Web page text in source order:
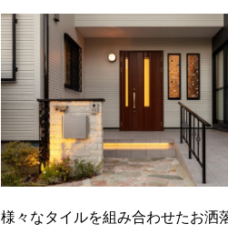
様々なタイルを組み合わせたお洒